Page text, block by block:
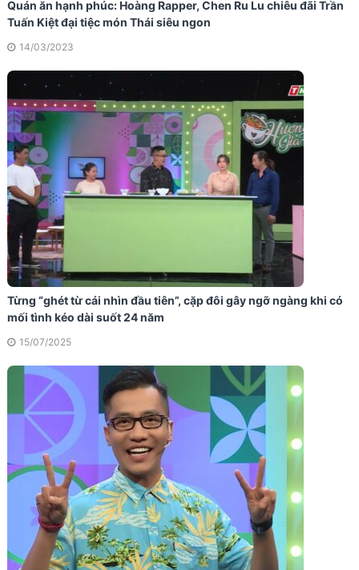
Quán ăn hạnh phúc: Hoàng Rapper, Chen Ru Lu chiêu đãi Trần
Tuấn Kiệt đại tiệc món Thái siêu ngon
14/03/2023
Từng “ghét từ cái nhìn đầu tiên”, cặp đôi gây ngỡ ngàng khi có
mối tình kéo dài suốt 24 năm
15/07/2025